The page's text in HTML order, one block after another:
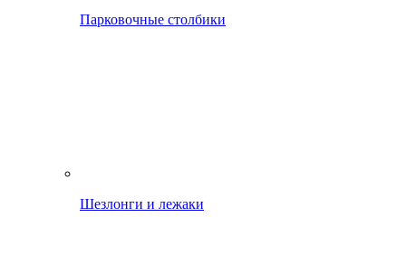
Парковочные столбики
Шезлонги и лежаки